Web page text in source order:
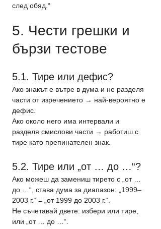
след обяд.“
5. Чести грешки и
бързи тестове
5.1. Тире или дефис?
Ако знакът е вътре в дума и не разделя
части от изречението → най-вероятно е
дефис.
Ако около него има интервали и
разделя смислови части → работиш с
тире като препинателен знак.
5.2. Тире или „от … до …“?
Ако можеш да замениш тирето с „от …
до …“, става дума за диапазон: „1999–
2003 г.“ = „от 1999 до 2003 г.“.
Не съчетавай двете: избери или тире,
или „от … до …“.